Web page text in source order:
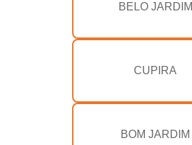
BELO JARDIM
CUPIRA
BOM JARDIM